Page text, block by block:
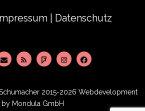
Impressum Datenschutz
2015-2026 Webdevelopment
by Mondula GmbH